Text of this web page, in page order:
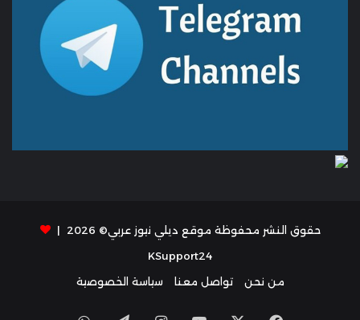
حقوق النشر محفوظة موقع ديلي نيوز عربي© 2026 |
KSupport24
من نحن
تواصل معنا سياسة الخصوصية